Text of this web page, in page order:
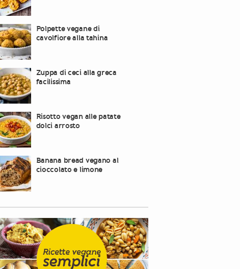
Polpette vegane di
cavolfiore alla tahina
Zuppa di ceci alla greca
facilissima
Risotto vegan alle patate
dolci arrosto
Banana bread vegano al
cioccolato e limone